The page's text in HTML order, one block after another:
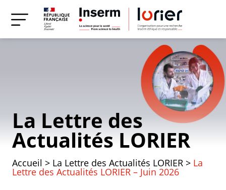
La Lettre des
Actualités LORIER
Accueil > La Lettre des Actualités LORIER > La
Lettre des Actualités LORIER – Juin 2026